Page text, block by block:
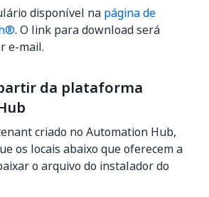
disponível na página de
. O link para download será
e-mail.
da plataforma
criado no Automation Hub,
os locais abaixo que oferecem a
o arquivo do instalador do